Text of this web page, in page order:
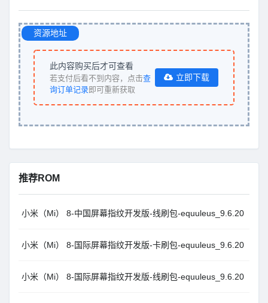
资源地址
此内容购买后才可查看
若支付后看不到内容，点击查
询订单记录即可重新获取
立即下载
推荐ROM
小米（Mi） 8-中国屏幕指纹开发版-线刷包-equuleus_9.6.20
小米（Mi） 8-国际屏幕指纹开发版-卡刷包-equuleus_9.6.20
小米（Mi） 8-国际屏幕指纹开发版-线刷包-equuleus_9.6.20